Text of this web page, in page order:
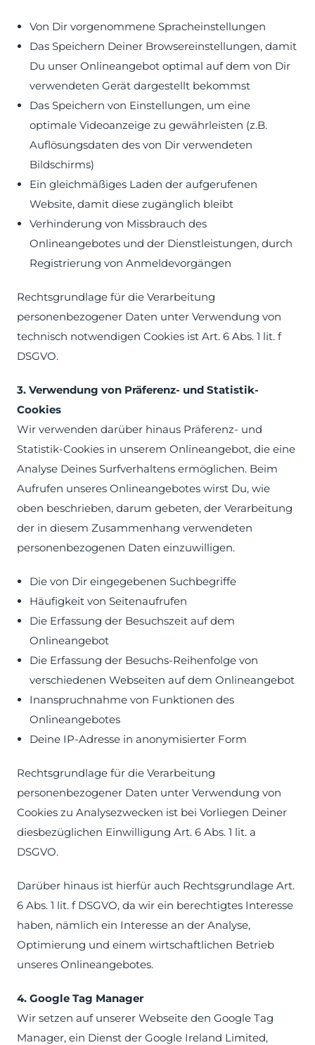
Von Dir vorgenommene Spracheinstellungen
Das Speichern Deiner Browsereinstellungen, damit
Du unser Onlineangebot optimal auf dem von Dir
verwendeten Gerät dargestellt bekommst
Das Speichern von Einstellungen, um eine
optimale Videoanzeige zu gewährleisten (z.B.
Auflösungsdaten des von Dir verwendeten
Bildschirms)
Ein gleichmäßiges Laden der aufgerufenen
Website, damit diese zugänglich bleibt
Verhinderung von Missbrauch des
Onlineangebotes und der Dienstleistungen, durch
Registrierung von Anmeldevorgängen
Rechtsgrundlage für die Verarbeitung
personenbezogener Daten unter Verwendung von
technisch notwendigen Cookies ist Art. 6 Abs. 1 lit. f
DSGVO.
3. Verwendung von Präferenz- und Statistik-
Cookies
Wir verwenden darüber hinaus Präferenz- und
Statistik-Cookies in unserem Onlineangebot, die eine
Analyse Deines Surfverhaltens ermöglichen. Beim
Aufrufen unseres Onlineangebotes wirst Du, wie
oben beschrieben, darum gebeten, der Verarbeitung
der in diesem Zusammenhang verwendeten
personenbezogenen Daten einzuwilligen.
Die von Dir eingegebenen Suchbegriffe
Häufigkeit von Seitenaufrufen
Die Erfassung der Besuchszeit auf dem
Onlineangebot
Die Erfassung der Besuchs-Reihenfolge von
verschiedenen Webseiten auf dem Onlineangebot
Inanspruchnahme von Funktionen des
Onlineangebotes
Deine IP-Adresse in anonymisierter Form
Rechtsgrundlage für die Verarbeitung
personenbezogener Daten unter Verwendung von
Cookies zu Analysezwecken ist bei Vorliegen Deiner
diesbezüglichen Einwilligung Art. 6 Abs. 1 lit. a
DSGVO.
Darüber hinaus ist hierfür auch Rechtsgrundlage Art.
6 Abs. 1 lit. f DSGVO, da wir ein berechtigtes Interesse
haben, nämlich ein Interesse an der Analyse,
Optimierung und einem wirtschaftlichen Betrieb
unseres Onlineangebotes.
4. Google Tag Manager
Wir setzen auf unserer Webseite den Google Tag
Manager, ein Dienst der Google Ireland Limited,